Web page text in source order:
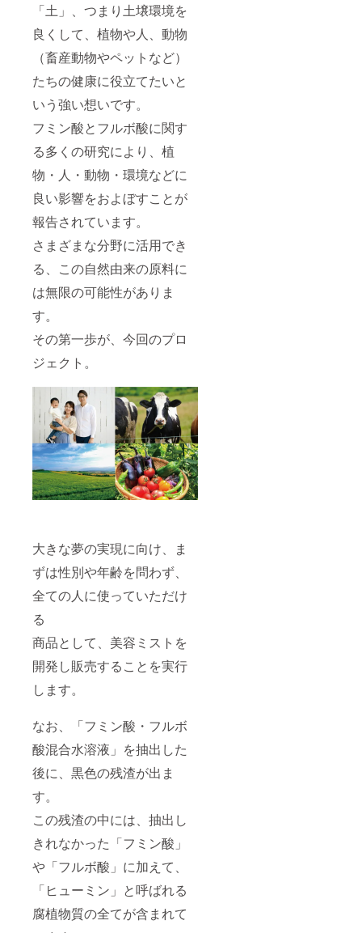
「土」、つまり土壌環境を
良くして、植物や人、動物
（畜産動物やペットなど）
たちの健康に役立てたいと
いう強い想いです。
フミン酸とフルボ酸に関す
る多くの研究により、植
物・人・動物・環境などに
良い影響をおよぼすことが
報告されています。
さまざまな分野に活用でき
る、この自然由来の原料に
は無限の可能性がありま
す。
その第一歩が、今回のプロ
ジェクト。
大きな夢の実現に向け、ま
ずは性別や年齢を問わず、
全ての人に使っていただけ
る
商品として、美容ミストを
開発し販売することを実行
します。
なお、「フミン酸・フルボ
酸混合水溶液」を抽出した
後に、黒色の残渣が出ま
す。
この残渣の中には、抽出し
きれなかった「フミン酸」
や「フルボ酸」に加えて、
「ヒューミン」と呼ばれる
腐植物質の全てが含まれて